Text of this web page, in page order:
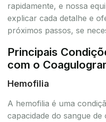
rapidamente, e nossa
explicar cada detalhe e
próximos passos, se
Principais
com o
Hemofilia
A hemofilia é uma
capacidade do sangue de